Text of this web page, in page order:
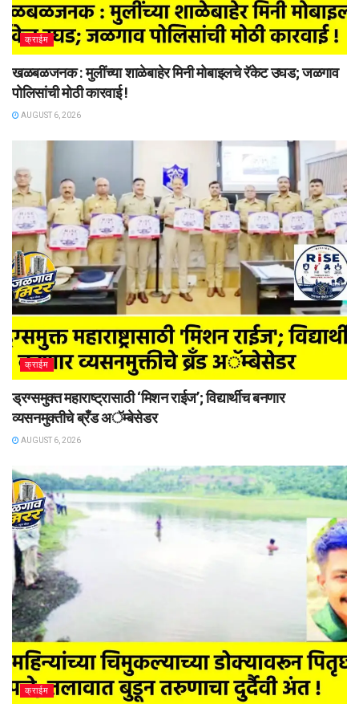
क्राईम
खळबळजनक : मुलींच्या शाळेबाहेर मिनी मोबाइलचे रॅकेट उघड; जळगाव
पोलिसांची मोठी कारवाई !
AUGUST 6, 2026
क्राईम
ड्रग्समुक्त महाराष्ट्रासाठी ‘मिशन राईज’; विद्यार्थीच बनणार
व्यसनमुक्तीचे ब्रँड अॅम्बेसेडर
AUGUST 6, 2026
क्राईम